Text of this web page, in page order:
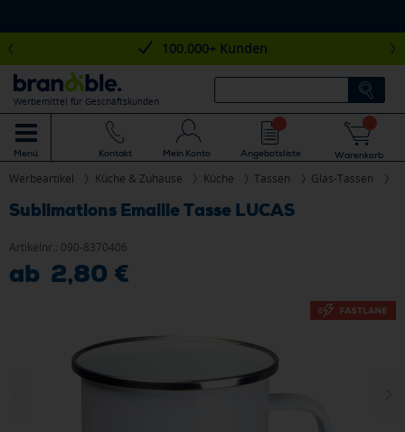
100.000+ Kunden
Werbemittel für Geschäftskunden
Menü Kontakt Mein Konto Angebotsliste Warenkorb
Werbeartikel Küche & Zuhause Küche Tassen Glas-Tassen
Sublimations Emaille Tasse LUCAS
Artikelnr.: 090-8370406
ab 2,80 €